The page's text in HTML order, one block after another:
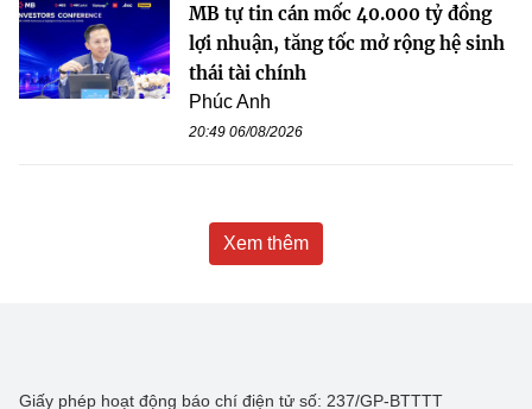
MB tự tin cán mốc 40.000 tỷ đồng
lợi nhuận, tăng tốc mở rộng hệ sinh
thái tài chính
Phúc Anh
20:49 06/08/2026
Xem thêm
Giấy phép hoạt động báo chí điện tử số: 237/GP-BTTTT